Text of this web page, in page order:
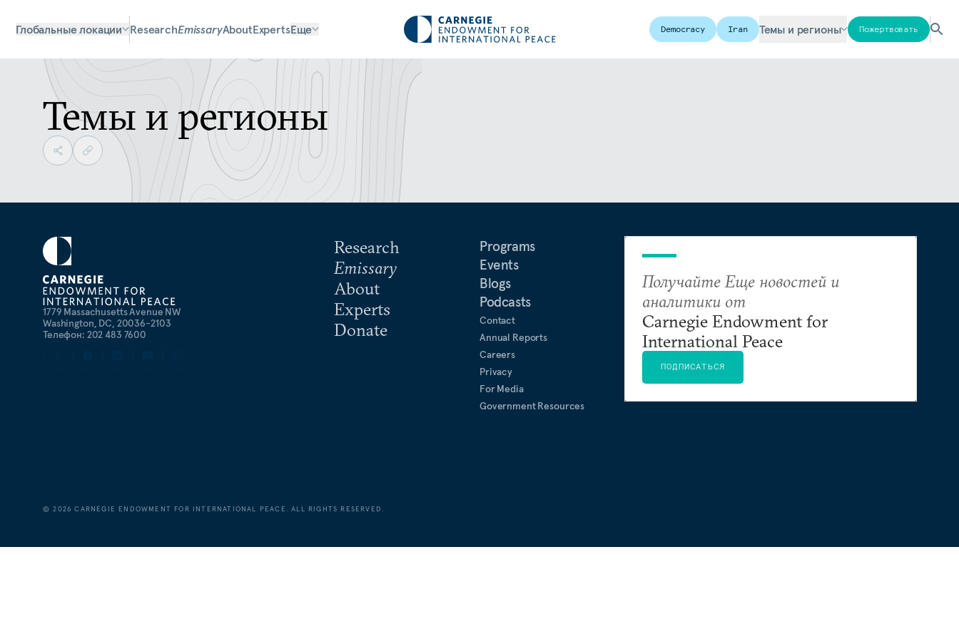
Глобальные локации ResearchEmissaryAboutExpertsЕще Democracy Iran Темы и регионы Пожертвовать
Темы и регионы
1779 Massachusetts Avenue NW
Washington, DC, 20036-2103
Телефон: 202 483 7600
Research
Emissary
About
Experts
Donate
Programs
Events
Blogs
Podcasts
Contact
Annual Reports
Careers
Privacy
For Media
Government Resources
Получайте Еще новостей и
аналитики от
Carnegie Endowment for
International Peace
ПОДПИСАТЬСЯ
©2026 CARNEGIE ENDOWMENT FOR INTERNATIONAL PEACE. ALL RIGHTS RESERVED.